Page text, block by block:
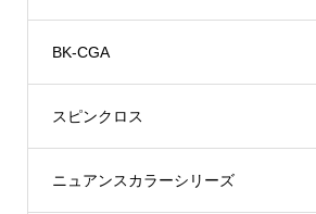
BK-CGA
スピンクロス
ニュアンスカラーシリーズ